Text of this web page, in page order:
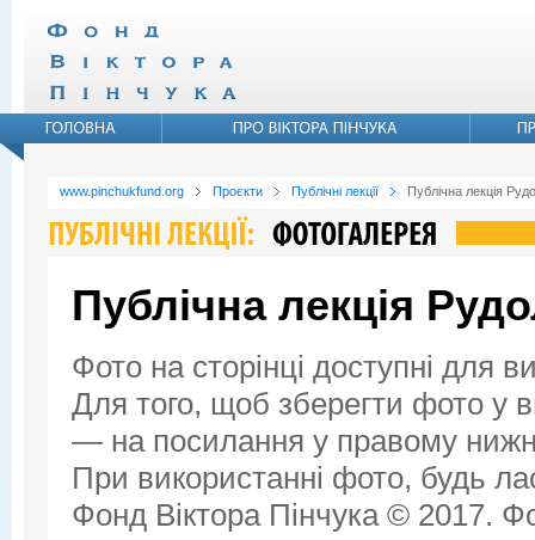
www.pinchukfund.org Проєкти Публічні лекції Публічна лекція
Публічна лекція
Фото на сторінці доступні для
Для того, щоб зберегти фото у
— на посилання у правому
При використанні фото, будь
Фонд Віктора Пінчука © 2017.